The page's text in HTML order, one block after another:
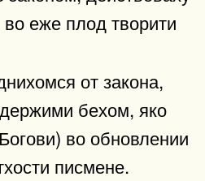
еже плод творити
от закона,
бехом, яко
во обновлении
писмене.